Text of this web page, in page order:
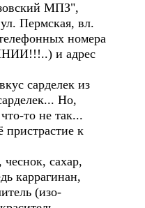
МПЗ",
Пермская, вл.
номера
и адрес
сарделек из
Но,
что-то не так...
к
сахар,
каррагинан,
(изо-